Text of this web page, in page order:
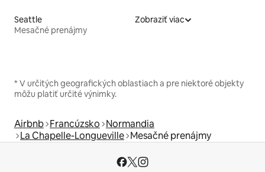
Seattle
Mesačné prenájmy
Zobraziť viac
* V určitých geografických oblastiach a pre niektoré objekty
môžu platiť určité výnimky.
Airbnb Francúzsko Normandia
La Chapelle-Longueville Mesačné prenájmy